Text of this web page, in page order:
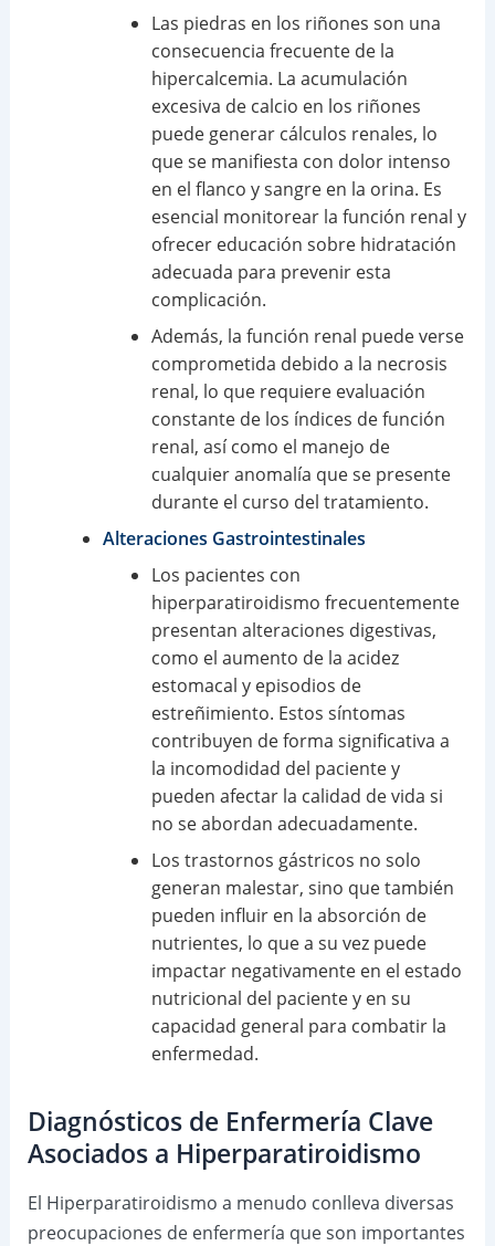
Las piedras en los riñones son una
consecuencia frecuente de la
hipercalcemia. La acumulación
excesiva de calcio en los riñones
puede generar cálculos renales, lo
que se manifiesta con dolor intenso
en el flanco y sangre en la orina. Es
esencial monitorear la función renal y
ofrecer educación sobre hidratación
adecuada para prevenir esta
complicación.
Además, la función renal puede verse
comprometida debido a la necrosis
renal, lo que requiere evaluación
constante de los índices de función
renal, así como el manejo de
cualquier anomalía que se presente
durante el curso del tratamiento.
Alteraciones Gastrointestinales
Los pacientes con
hiperparatiroidismo frecuentemente
presentan alteraciones digestivas,
como el aumento de la acidez
estomacal y episodios de
estreñimiento. Estos síntomas
contribuyen de forma significativa a
la incomodidad del paciente y
pueden afectar la calidad de vida si
no se abordan adecuadamente.
Los trastornos gástricos no solo
generan malestar, sino que también
pueden influir en la absorción de
nutrientes, lo que a su vez puede
impactar negativamente en el estado
nutricional del paciente y en su
capacidad general para combatir la
enfermedad.
Diagnósticos de Enfermería Clave
Asociados a Hiperparatiroidismo
El Hiperparatiroidismo a menudo conlleva diversas
preocupaciones de enfermería que son importantes